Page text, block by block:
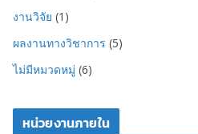
งานวิจัย (1)
ผลงานทางวิชาการ (5)
ไม่มีหมวดหมู่ (6)
หน่วยงานภายใน